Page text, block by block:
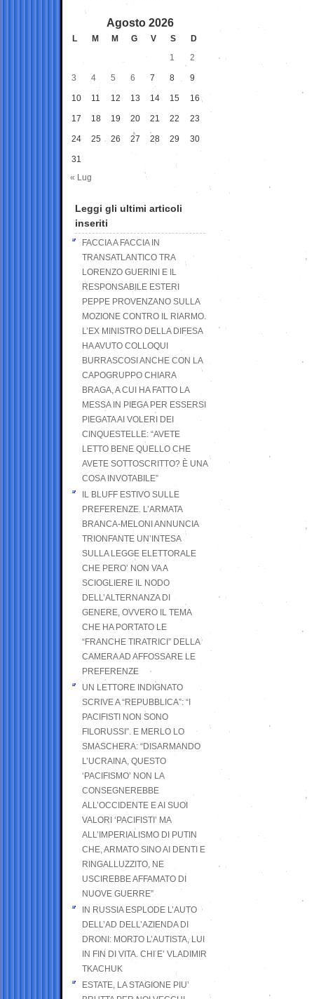
Agosto 2026
L M M G V S
D
1
2
3 4 5 6 7 8 9
10 11 12 13 14 15 16
17 18 19 20 21 22 23
24 25 26 27 28 29 30
31
« Lug
Leggi gli ultimi articoli
inseriti
FACCIA A FACCIA IN
TRANSATLANTICO TRA
LORENZO GUERINI E IL
RESPONSABILE ESTERI
PEPPE PROVENZANO SULLA
MOZIONE CONTRO IL RIARMO.
L’EX MINISTRO DELLA DIFESA
HA AVUTO COLLOQUI
BURRASCOSI ANCHE CON LA
CAPOGRUPPO CHIARA
BRAGA, A CUI HA FATTO LA
MESSA IN PIEGA PER ESSERSI
PIEGATA AI VOLERI DEI
CINQUESTELLE: “AVETE
LETTO BENE QUELLO CHE
AVETE SOTTOSCRITTO? È UNA
COSA INVOTABILE”
IL BLUFF ESTIVO SULLE
PREFERENZE. L’ARMATA
BRANCA-MELONI ANNUNCIA
TRIONFANTE UN’INTESA
SULLA LEGGE ELETTORALE
CHE PERO’ NON VA A
SCIOGLIERE IL NODO
DELL’ALTERNANZA DI
GENERE, OVVERO IL TEMA
CHE HA PORTATO LE
“FRANCHE TIRATRICI” DELLA
CAMERA AD AFFOSSARE LE
PREFERENZE
UN LETTORE INDIGNATO
SCRIVE A “REPUBBLICA”: “I
PACIFISTI NON SONO
FILORUSSI”. E MERLO LO
SMASCHERA: “DISARMANDO
L’UCRAINA, QUESTO
‘PACIFISMO’ NON LA
CONSEGNEREBBE
ALL’OCCIDENTE E AI SUOI
VALORI ‘PACIFISTI’ MA
ALL’IMPERIALISMO DI PUTIN
CHE, ARMATO SINO AI DENTI E
RINGALLUZZITO, NE
USCIREBBE AFFAMATO DI
NUOVE GUERRE”
IN RUSSIA ESPLODE L’AUTO
DELL’AD DELL’AZIENDA DI
DRONI: MORTO L’AUTISTA, LUI
IN FIN DI VITA. CHI E’ VLADIMIR
TKACHUK
ESTATE, LA STAGIONE PIU’